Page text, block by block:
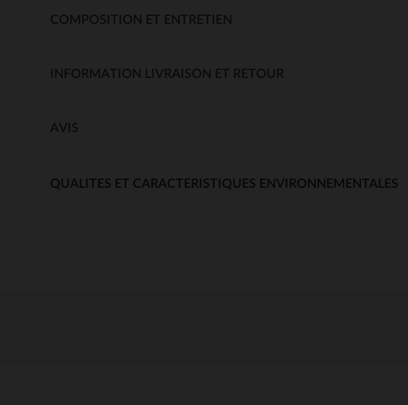
COMPOSITION ET ENTRETIEN
INFORMATION LIVRAISON ET RETOUR
AVIS
QUALITES ET CARACTERISTIQUES ENVIRONNEMENTALES